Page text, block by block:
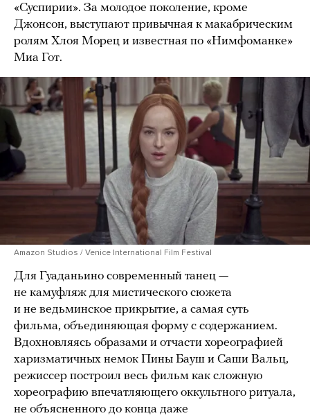
«Суспирии». За молодое поколение, кроме
Джонсон, выступают привычная к макабрическим
ролям Хлоя Морец и известная по «Нимфоманке»
Миа Гот.
Amazon Studios / Venice International Film Festival
Для Гуаданьино современный танец —
не камуфляж для мистического сюжета
и не ведьминское прикрытие, а самая суть
фильма, объединяющая форму с содержанием.
Вдохновляясь образами и отчасти хореографией
харизматичных немок Пины Бауш и Саши Вальц,
режиссер построил весь фильм как сложную
хореографию впечатляющего оккультного ритуала,
не объясненного до конца даже